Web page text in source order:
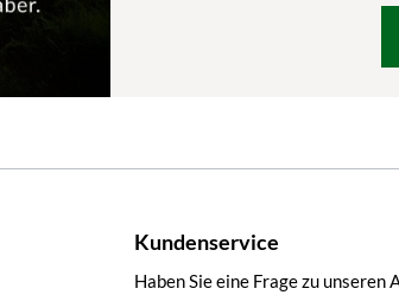
Kundenservice
Haben Sie eine Frage zu unseren